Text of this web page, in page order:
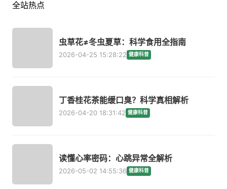
全站热点
虫草花≠冬虫夏草：科学食用全指南
2026-04-25 15:28:22 健康科普
丁香桂花茶能缓口臭？科学真相解析
2026-04-20 18:31:42 健康科普
读懂心率密码：心跳异常全解析
2026-05-02 14:55:36 健康科普